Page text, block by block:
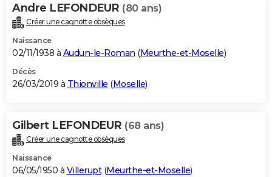
Andre LEFONDEUR (80 ans)
Créer une cagnotte obsèques
Naissance
02/11/1938 à Audun-le-Roman (Meurthe-et-Moselle)
Décès
26/03/2019 à Thionville (Moselle)
Gilbert LEFONDEUR (68 ans)
Créer une cagnotte obsèques
Naissance
06/05/1950 à Villerupt(Meurthe-et-Moselle)